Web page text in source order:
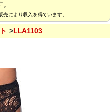
により収入を得ています。
LLA1103